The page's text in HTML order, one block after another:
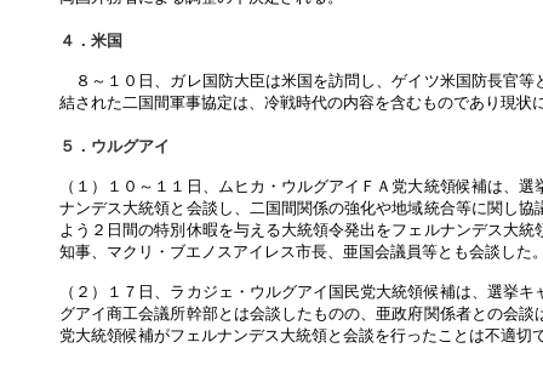
４．米国
８～１０日、ガレ国防大臣は米国を訪問し、ゲイツ米国防長官
結された二国間軍事協定は、冷戦時代の内容を含むものであり現
５．ウルグアイ
（１）１０～１１日、ムヒカ・ウルグアイＦＡ党大統領候補は、
ナンデス大統領と会談し、二国間関係の強化や地域統合等に関し
よう２日間の特別休暇を与える大統領令発出をフェルナンデス大
知事、マクリ・ブエノスアイレス市長、亜国会議員等とも会談した
（２）１７日、ラカジェ・ウルグアイ国民党大統領候補は、選挙
グアイ商工会議所幹部とは会談したものの、亜政府関係者との会
党大統領候補がフェルナンデス大統領と会談を行ったことは不適切